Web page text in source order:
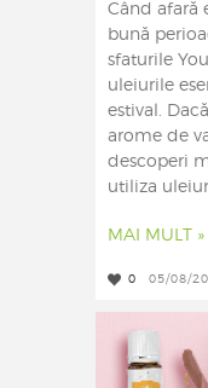
Când afară
bună
sfaturile
uleiurile
estival.
arome de
descoperi
utiliza
MAI MULT »
0 05/08/